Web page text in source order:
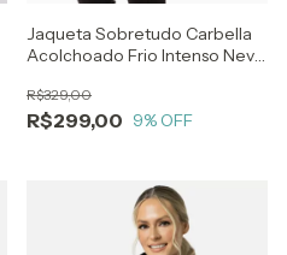
Jaqueta Sobretudo Carbella
Acolchoado Frio Intenso Neve
R$299,00
R$329,00
9% OFF